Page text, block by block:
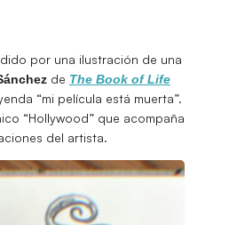
por una ilustración de una
de The Book of Life
“mi película está muerta”.
“Hollywood” que acompaña
del artista.